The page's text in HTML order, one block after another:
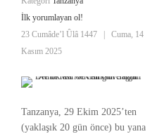
İlk yorumlayan ol!
23 Cumâde’l Ûlâ 1447
Cuma, 14
Kasım 2025
Tanzanya, 29 Ekim 2025’ten
(yaklaşık 20 gün önce) bu yana